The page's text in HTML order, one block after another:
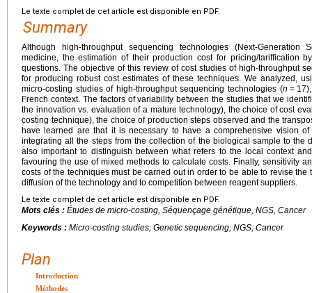
Le texte complet de cet article est disponible en PDF.
Summary
Although high-throughput sequencing technologies (Next-Generation
medicine, the estimation of their production cost for pricing/tariffication
questions. The objective of this review of cost studies of high-throughput
for producing robust cost estimates of these techniques. We analyzed,
micro-costing studies of high-throughput sequencing technologies (n =
French context. The factors of variability between the studies that we
the innovation vs. evaluation of a mature technology), the choice of cost
costing technique), the choice of production steps observed and the
have learned are that it is necessary to have a comprehensive vision
integrating all the steps from the collection of the biological sample to the
also important to distinguish between what refers to the local context
favouring the use of mixed methods to calculate costs. Finally, sensitivity
costs of the techniques must be carried out in order to be able to revise
diffusion of the technology and to competition between reagent suppliers.
Le texte complet de cet article est disponible en PDF.
Mots clés : Études de micro-costing, Séquençage génétique, NGS, Cancer
Keywords : Micro-costing studies, Genetic sequencing, NGS, Cancer
Plan
Introduction
Méthodes